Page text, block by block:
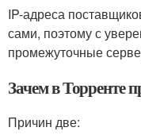
IP-адреса
сами, поэтому с
промежуточные
Зачем в Торренте
Причин две: